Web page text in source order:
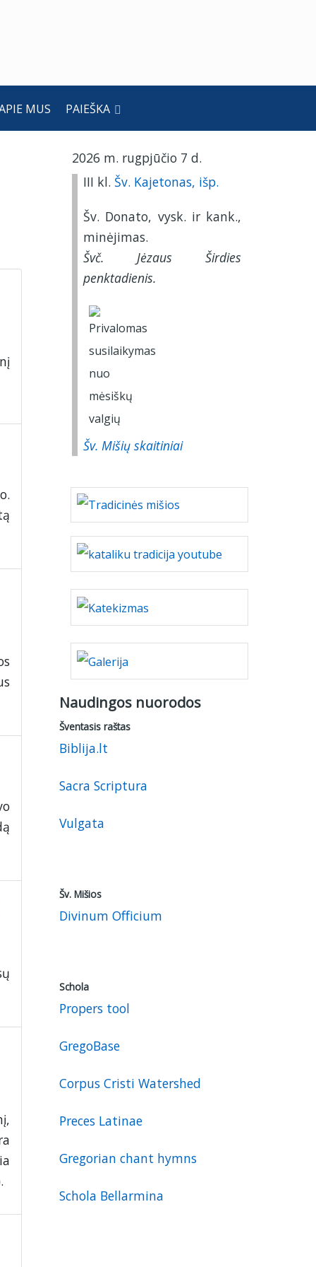
MUS PAIEŠKA
2026 m. rugpjūčio 7 d.
III kl. Šv. Kajetonas, išp.
Šv. Donato, vysk. ir kank.,
minėjimas.
Švč. Jėzaus Širdies
penktadienis.
Šv. Mišių skaitiniai
Naudingos nuorodos
Šventasis raštas
Biblija.lt
Sacra Scriptura
Vulgata
Šv. Mišios
Divinum Officium
Schola
Propers tool
GregoBase
Corpus Cristi Watershed
Preces Latinae
Gregorian chant hymns
Schola Bellarmina